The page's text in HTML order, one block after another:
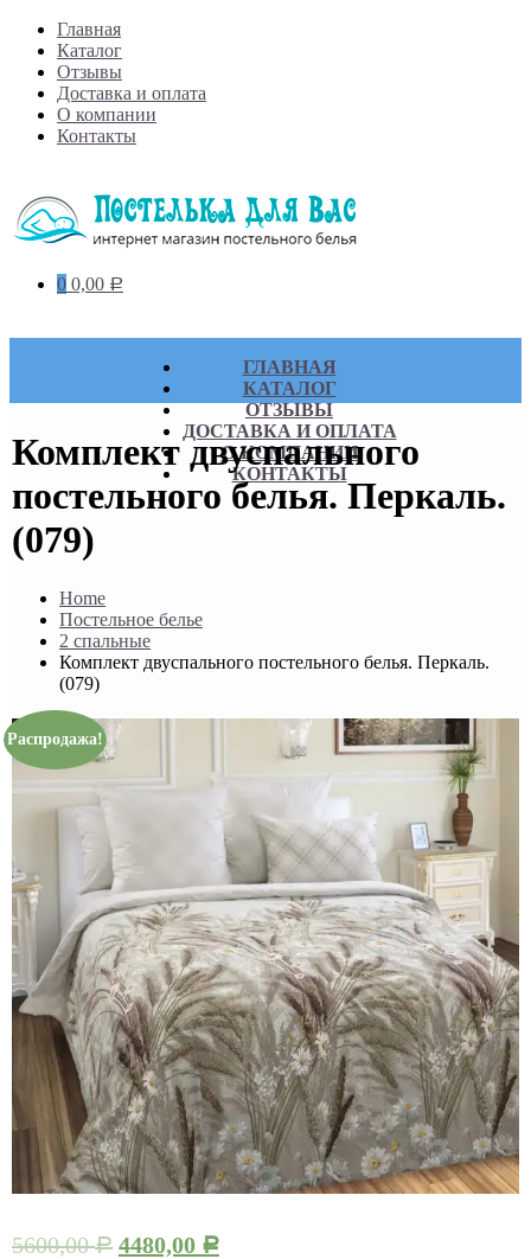
Skip
content
Главная
Каталог
Отзывы
Доставка и оплата
О компании
Контакты
0 0,00 Р
ГЛАВНАЯ
КАТАЛОГ
ОТЗЫВЫ
ДОСТАВКА И ОПЛАТА
О КОМПАНИИ
КОНТАКТЫ
Комплект двуспального
постельного белья. Перкаль.
(079)
Home
Постельное белье
2 спальные
Комплект двуспального постельного белья. Перкаль.
(079)
Распродажа!
5600,00Р 4480,00 Р